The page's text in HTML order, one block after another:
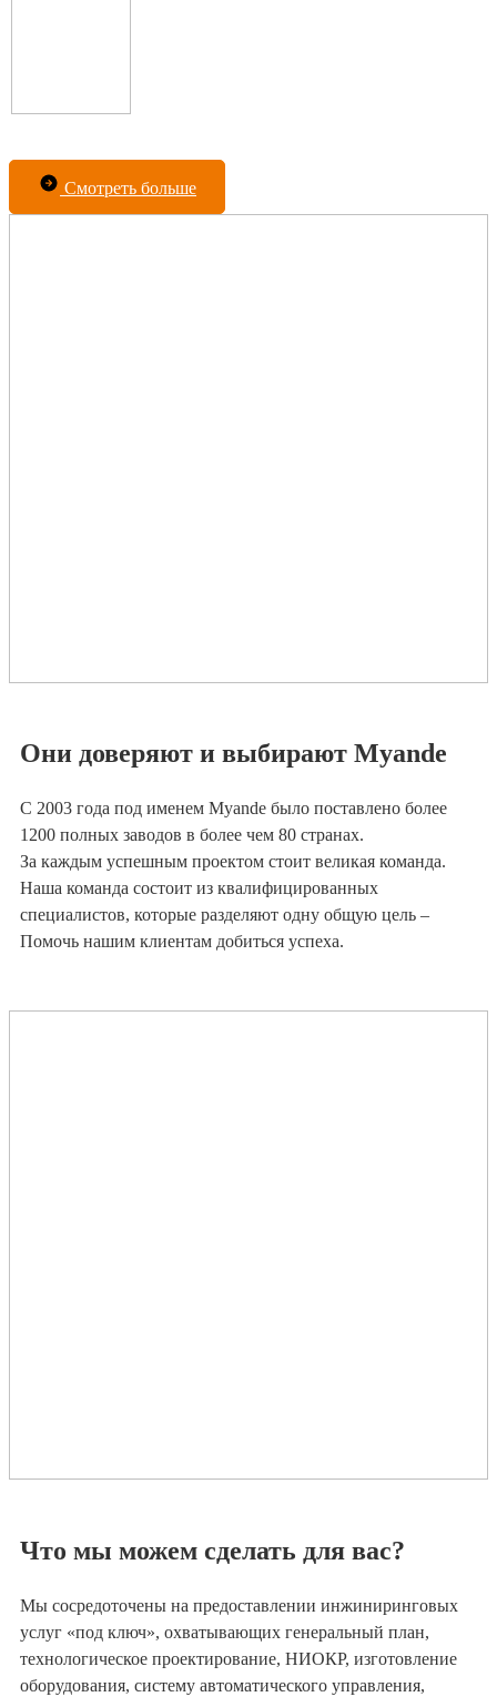
Смотреть больше
Они доверяют и выбирают Myande
С 2003 года под именем Myande было поставлено более
1200 полных заводов в более чем 80 странах.
За каждым успешным проектом стоит великая команда.
Наша команда состоит из квалифицированных
специалистов, которые разделяют одну общую цель –
Помочь нашим клиентам добиться успеха.
Что мы можем сделать для вас?
Мы сосредоточены на предоставлении инжиниринговых
услуг «под ключ», охватывающих генеральный план,
технологическое проектирование, НИОКР, изготовление
оборудования, систему автоматического управления,